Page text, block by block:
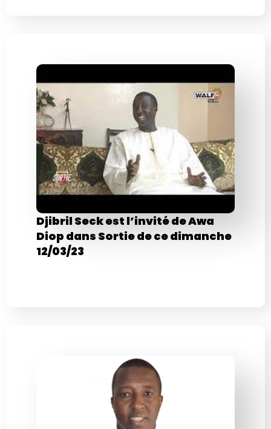
Djibril Seck est l’invité de Awa
Diop dans Sortie de ce dimanche
12/03/23